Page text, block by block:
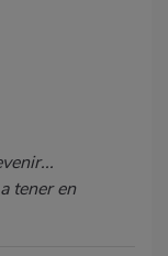
tener en